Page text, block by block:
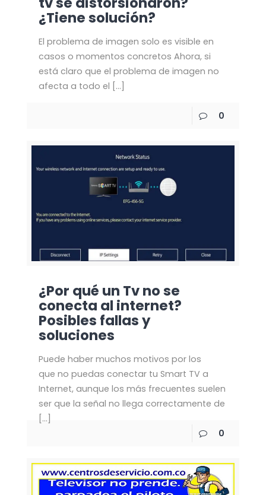
¿Tiene solución?
El problema de imagen solo es visible en
casos o momentos concretos Ahora, si
está claro que el problema de imagen no
afecta a todo el […]
0
¿Por qué un Tv no se
conecta al internet?
Posibles fallas y
soluciones
Puede haber muchos motivos por los
que no puedas conectar tu Smart TV a
Internet, aunque los más frecuentes suelen
ser que la señal no llega correctamente de
[…]
0